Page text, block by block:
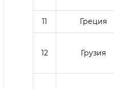
11 Греция
12 Грузия